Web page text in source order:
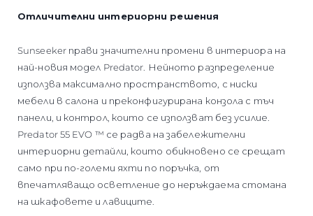
Отличителни интериорни решения
Sunseeker прави значителни промени в интериора на
най-новия модел Predator. Нейното разпределение
използва максимално пространството, с ниски
мебели в салона и преконфигурирана конзола с тъч
панели, и контрол, които се използват без усилие.
Predator 55 EVO ™ се радва на забележителни
интериорни детайли, които обикновено се срещат
само при по-големи яхти по поръчка, от
впечатляващо осветление до неръждаема стомана
на шкафовете и лавиците.